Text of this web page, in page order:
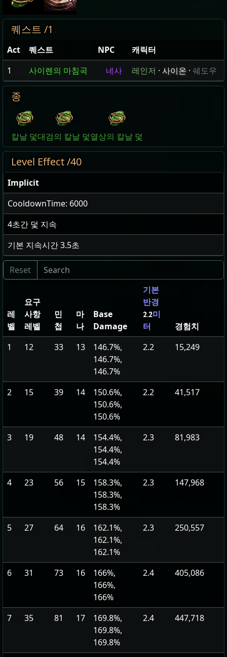
퀘스트 /1
Act 퀘스트 NPC
캐릭터
1
사이렌의 마침곡 네사 레인저 · 사이온 · 쉐도우
종
칼날 덫대검의 칼날 덫열상의 칼날 덫
Level Effect /40
Implicit
CooldownTime: 6000
4초간 덫 지속
기본 지속시간3.5초
레
벨
요구
사항
레벨
민
첩
마
나
Base
Damage
기본
반경
2.2미
터
경험치
1
12 33 13
146.7%,
146.7%,
146.7%
2.2 15,249
2 15 39 14
150.6%,
150.6%,
150.6%
2.2 41,517
3 19 48 14
154.4%,
154.4%,
154.4%
2.3 81,983
4 23 56 15
158.3%,
158.3%,
158.3%
2.3 147,968
5 27 64 16
162.1%,
162.1%,
162.1%
2.3 250,557
6 31 73 16
166%,
166%,
166%
2.4 405,086
7 35 81 17
169.8%,
169.8%,
169.8%
2.4 447,718